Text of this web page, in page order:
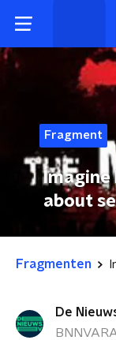
Fragment
Imagine
about
Fragmenten
De